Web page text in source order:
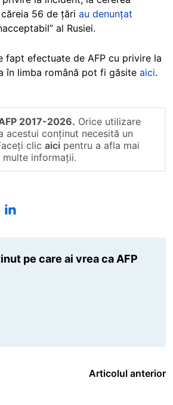
56 de țări au denunțat
al Rusiei.
fapt efectuate de AFP cu privire la
în limba română pot fi găsite aici.
2017-2026. Orice utilizare
acestui conținut necesită un
clic aici pentru a afla mai
multe informații.
pe care ai vrea ca AFP
Articolul anterior